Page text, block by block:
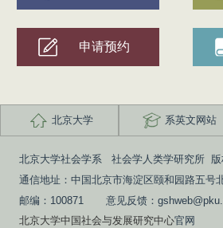
申请预约
北京大学 系英文网站
北京大学社会学系 社会学人类学研究所 版
通信地址：中国北京市海淀区颐和园路五号
邮编：100871 意见反馈：
北京大学中国社会与发展研究中心官网